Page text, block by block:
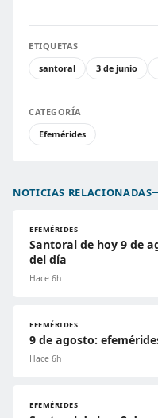
ETIQUETAS
santoral
3 de junio
CATEGORÍA
Efemérides
NOTICIAS RELACIONADAS
EFEMÉRIDES
Santoral de hoy 9 de
del día
Hace 6h
EFEMÉRIDES
9 de agosto:
Hace 6h
EFEMÉRIDES